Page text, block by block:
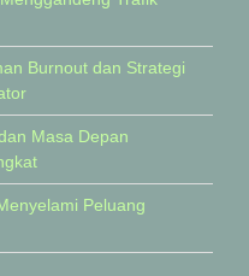
Burnout dan Strategi
Masa Depan
Peluang